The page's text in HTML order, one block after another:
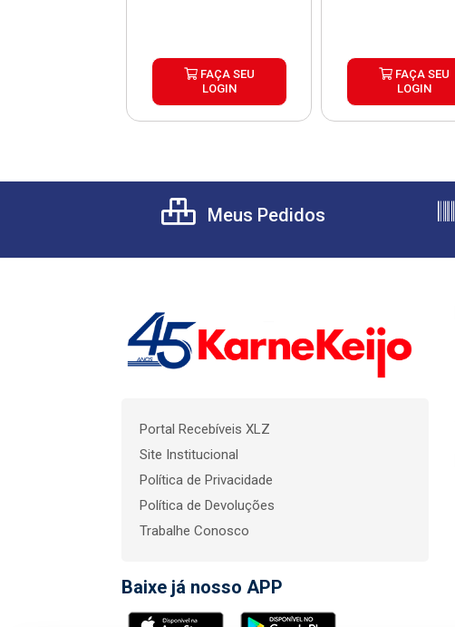
FAÇA SEU
LOGIN
FAÇA SEU
LOGIN
Meus Pedidos
Portal Recebíveis XLZ
Site Institucional
Política de Privacidade
Política de Devoluções
Trabalhe Conosco
Baixe já nosso APP